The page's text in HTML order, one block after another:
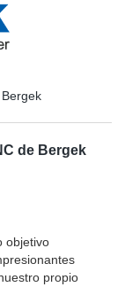
de Bergek
objetivo
propio